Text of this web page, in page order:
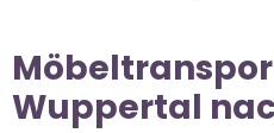
Wuppertal